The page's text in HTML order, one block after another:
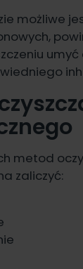
możliwe
metod
zaliczyć: